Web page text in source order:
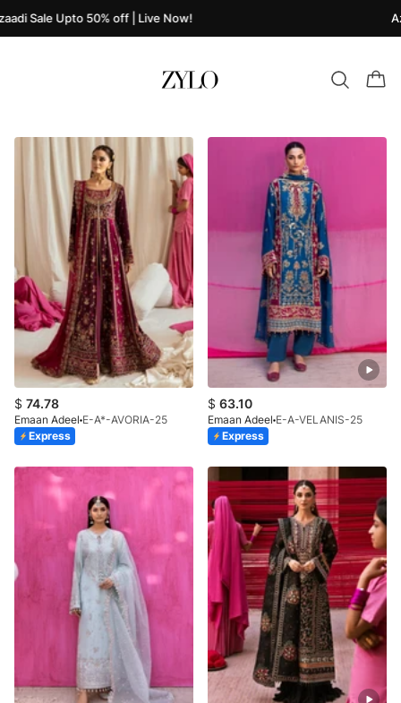
Sale Upto 50% off | Live Now!
$ 74.78
Emaan Adeel E-A*-AVORIA-25
Express
$ 63.10
Emaan Adeel E-A-VELANIS-25
Express